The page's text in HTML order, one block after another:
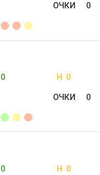
ОЧКИ 0
0 Н 0
ОЧКИ 0
0 Н 0